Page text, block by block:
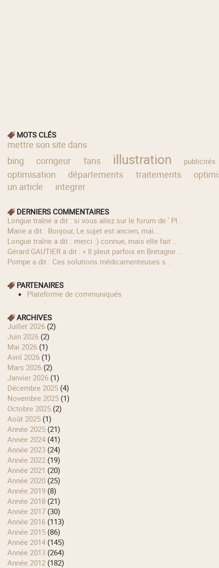
MOTS CLÉS
mettre son site dans
bing
corrigeur fans illustration publicités
optimisation départements traitements
un article
integrer
DERNIERS COMMENTAIRES
longue traîne a dit : si vous allez sur le forum de ' Pl...
Marie a dit : Bonjour, Le sujet est ancien, mai...
longue traîne a dit : merci :) connue, mais elle fait ...
Gérard GAUTIER a dit : « Il pleut parfois en Bretagne ...
Pompe a dit : Ces solutions médicamenteuses s...
PARTENAIRES
Plateforme de communiqués
ARCHIVES
juillet 2026 (2)
juin 2026 (2)
mai 2026 (1)
avril 2026 (1)
mars 2026 (2)
janvier 2026 (1)
décembre 2025 (4)
novembre 2025 (1)
octobre 2025 (2)
août 2025 (1)
année 2025 (21)
année 2024 (41)
année 2023 (24)
année 2022 (19)
année 2021 (20)
année 2020 (25)
année 2019 (8)
année 2018 (21)
année 2017 (30)
année 2016 (113)
année 2015 (86)
année 2014 (145)
année 2013 (264)
année 2012 (182)